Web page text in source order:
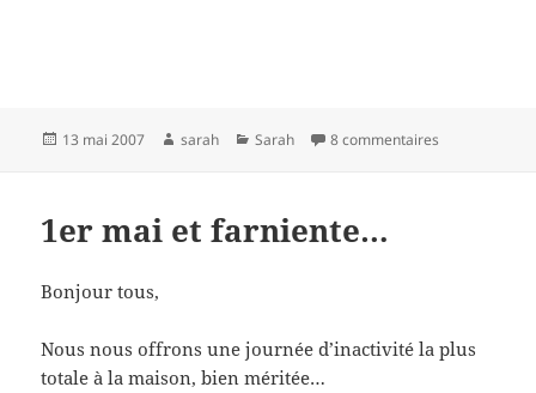
Publié
13 mai 2007 Auteur
sarah Catégories
Sarah 8 commentaires
1er mai et farniente…
Bonjour tous,
Nous nous offrons une journée d’inactivité la plus
totale à la maison, bien méritée…